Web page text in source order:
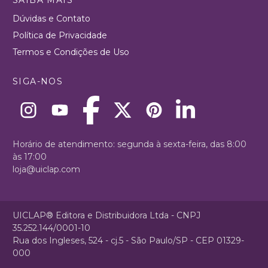
Dúvidas e Contato
Política de Privacidade
Termos e Condições de Uso
SIGA-NOS
Horário de atendimento: segunda à sexta-feira, das 8:00
às 17:00
loja@uiclap.com
UICLAP® Editora e Distribuidora Ltda - CNPJ
35.252.144/0001-10
Rua dos Ingleses, 524 - cj.5 - São Paulo/SP - CEP 01329-
000